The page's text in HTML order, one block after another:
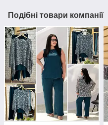
Подібні товари компанії